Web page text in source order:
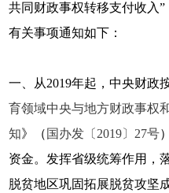
共同财政事权转移支付收入
有关事项通知如下：
一、从2019年起，中央财政
育领域中央与地方财政事权
知》（ 国办发〔2019〕27号
资金。发挥省级统筹作用，
脱贫地区巩固拓展脱贫攻坚